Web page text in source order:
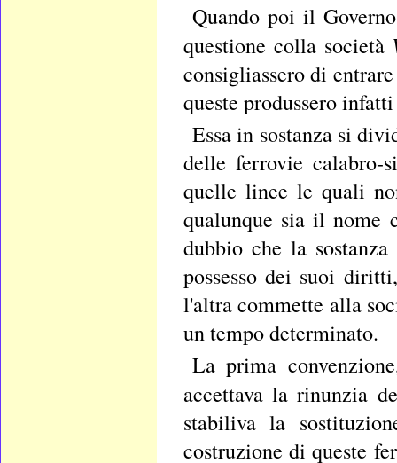
Quando poi il
questione colla società
consigliassero di
queste produssero
Essa in sostanza si
delle ferrovie calabro-
quelle linee le quali
qualunque sia il nome
dubbio che la
possesso dei suoi
l'altra commette alla
un tempo determinato.
La prima
accettava la rinunzia
stabiliva la
costruzione di queste